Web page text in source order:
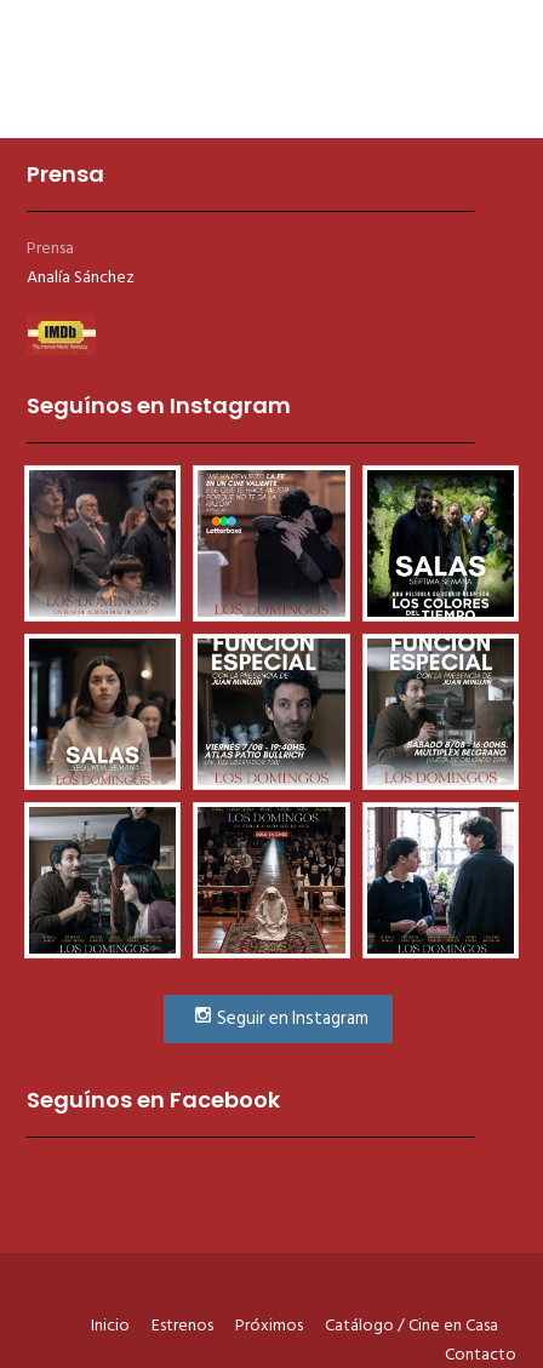
Prensa
Prensa
Analía Sánchez
Seguínos en Instagram
Seguir en Instagram
Seguínos en Facebook
Inicio Estrenos Próximos
Catálogo / Cine en Casa
Contacto